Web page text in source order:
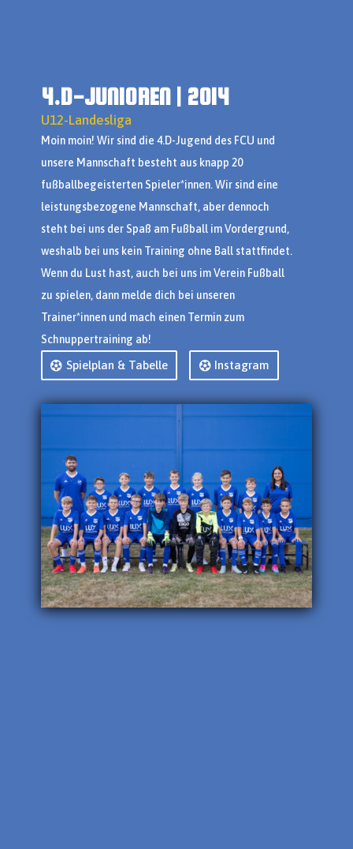
4.D-JUNIOREN | 2014
U12-Landesliga
Moin moin! Wir sind die 4.D-Jugend des FCU und
unsere Mannschaft besteht aus knapp 20
fußballbegeisterten Spieler*innen. Wir sind eine
leistungsbezogene Mannschaft, aber dennoch
steht bei uns der Spaß am Fußball im Vordergrund,
weshalb bei uns kein Training ohne Ball stattfindet.
Wenn du Lust hast, auch bei uns im Verein Fußball
zu spielen, dann melde dich bei unseren
Trainer*innen und mach einen Termin zum
Schnuppertraining ab!
Spielplan & Tabelle Instagram